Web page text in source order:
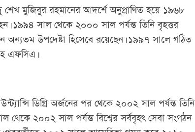
শেখ মুজিবুর রহমানের আদর্শে অনুপ্রাণিত হয়ে ১৯৬৮
১৯৯৪ সাল থেকে ২০০০ সাল পর্যন্ত তিনি বৃহত্তর
অন্যতম উপদেষ্টা হিসেবে রয়েছেন। ১৯৯৭ সালে গঠিত
এফসিএ।
ডিগ্রি অর্জনের পর থেকে ২০০২ সাল পর্যন্ত তিনি
থেকে ২০০২ সাল পর্যন্ত বিশ্বের সর্ববৃহৎ সেবা সংগঠন